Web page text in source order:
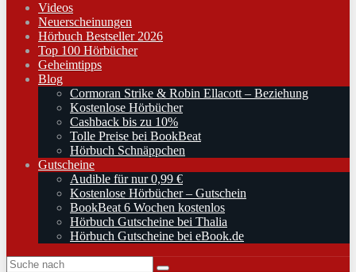
Videos
Neuerscheinungen
Hörbuch Bestseller 2026
Top 100 Hörbücher
Geheimtipps
Blog
Cormoran Strike & Robin Ellacott – Beziehung
Kostenlose Hörbücher
Cashback bis zu 10%
Tolle Preise bei BookBeat
Hörbuch Schnäppchen
Gutscheine
Audible für nur 0,99 €
Kostenlose Hörbücher – Gutschein
BookBeat 6 Wochen kostenlos
Hörbuch Gutscheine bei Thalia
Hörbuch Gutscheine bei eBook.de